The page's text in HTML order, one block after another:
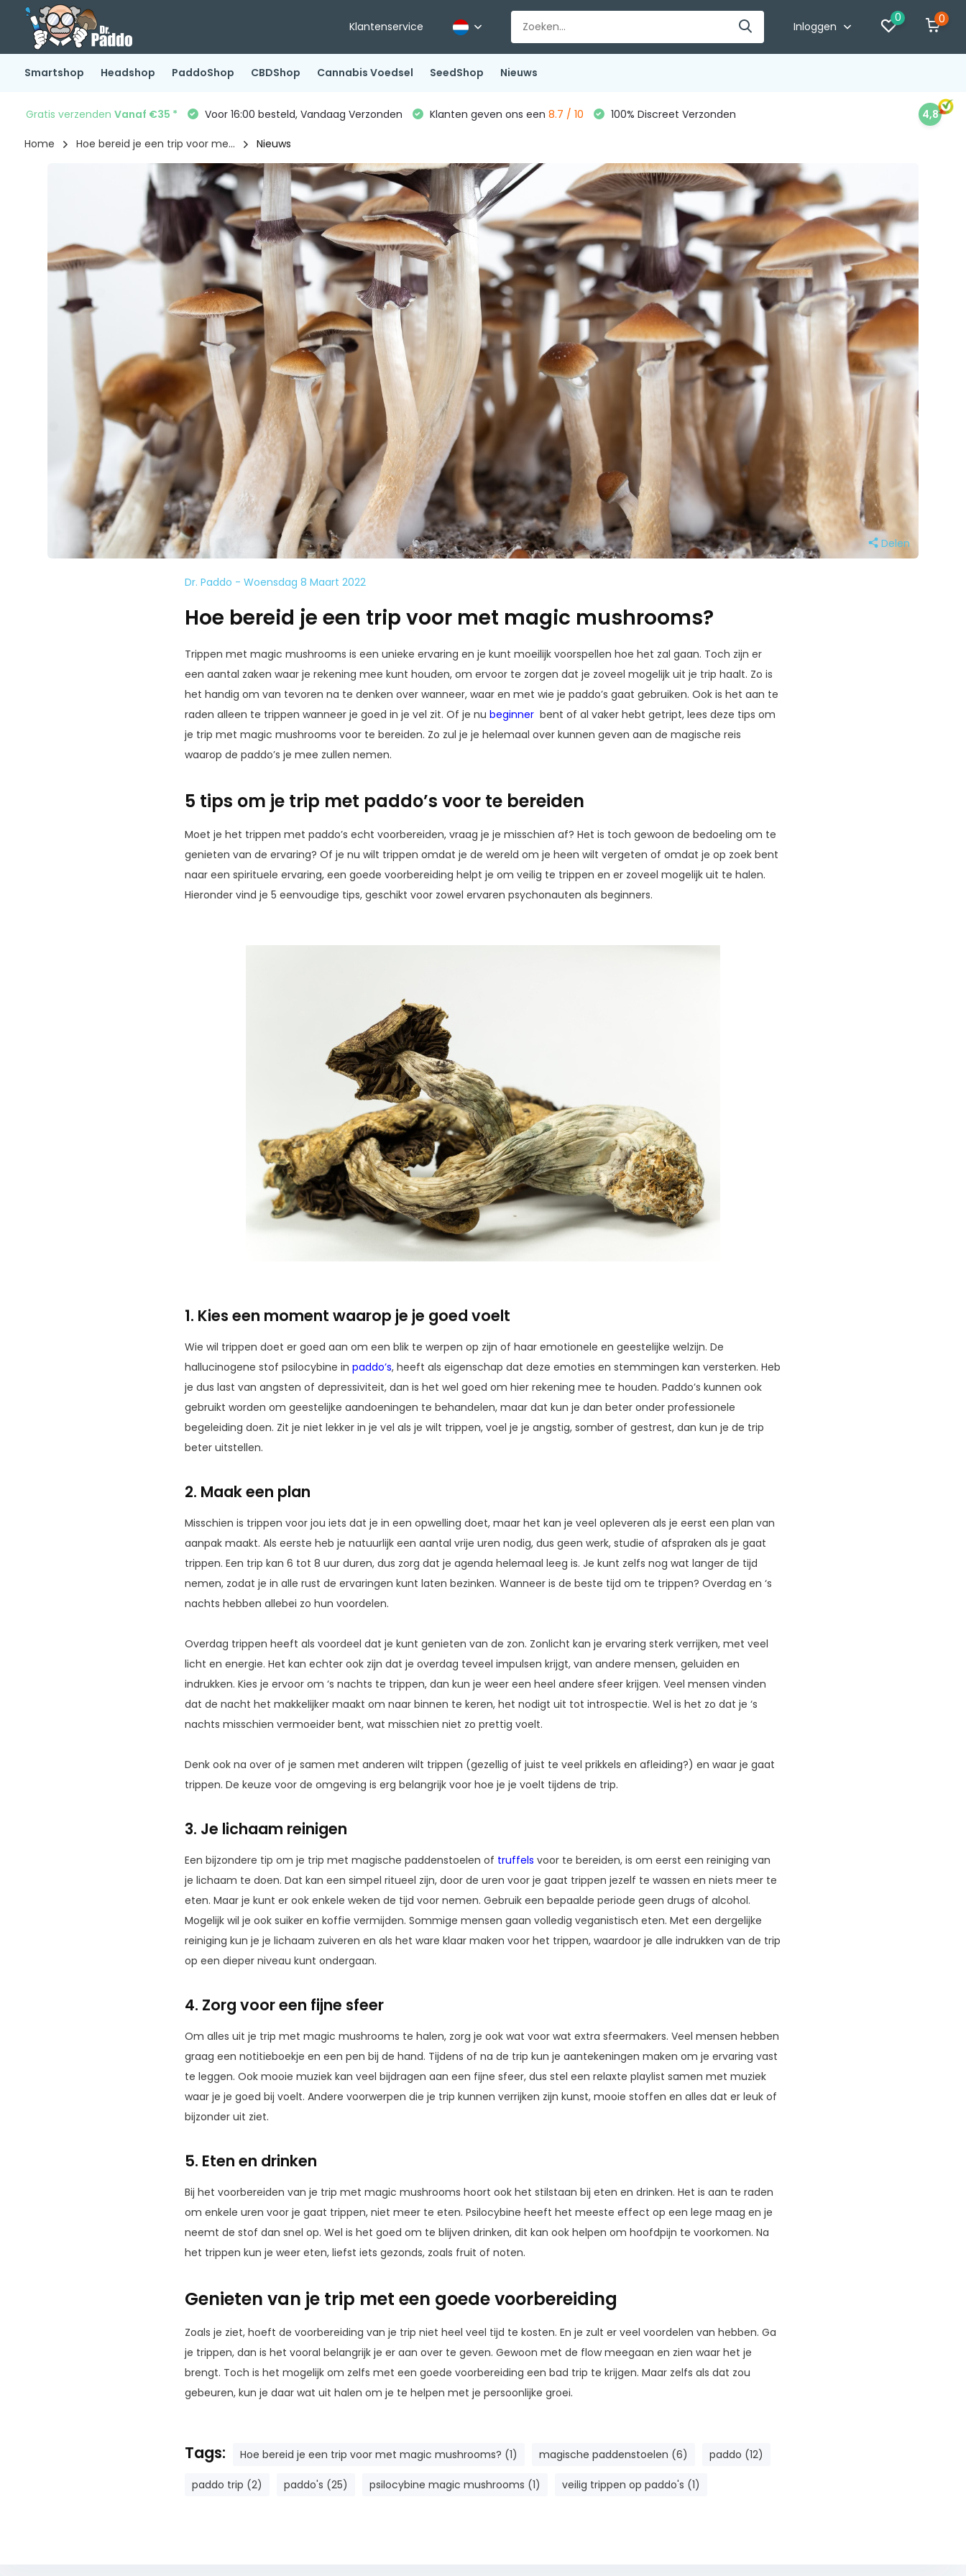
Klantenservice Inloggen
0 0
Smartshop Headshop PaddoShop CBDShop Cannabis Voedsel SeedShop Nieuws
Gratis verzenden Vanaf €35 * Voor 16:00 besteld, Vandaag Verzonden Klanten geven ons een 8.7 / 10 100% Discreet Verzonden 4,8
Home Hoe bereid je een trip voor me... Nieuws
Delen
Dr. Paddo - Woensdag 8 Maart 2022
Hoe bereid je een trip voor met magic mushrooms?
Trippen met magic mushrooms is een unieke ervaring en je kunt moeilijk voorspellen hoe het zal gaan. Toch zijn er
een aantal zaken waar je rekening mee kunt houden, om ervoor te zorgen dat je zoveel mogelijk uit je trip haalt. Zo is
het handig om van tevoren na te denken over wanneer, waar en met wie je paddo’s gaat gebruiken. Ook is het aan te
raden alleen te trippen wanneer je goed in je vel zit. Of je nubeginner bent of al vaker hebt getript, lees deze tips om
je trip met magic mushrooms voor te bereiden. Zo zul je je helemaal over kunnen geven aan de magische reis
waarop de paddo’s je mee zullen nemen.
5 tips om je trip met paddo’s voor te bereiden
Moet je het trippen met paddo’s echt voorbereiden, vraag je je misschien af? Het is toch gewoon de bedoeling om te
genieten van de ervaring? Of je nu wilt trippen omdat je de wereld om je heen wilt vergeten of omdat je op zoek bent
naar een spirituele ervaring, een goede voorbereiding helpt je om veilig te trippen en er zoveel mogelijk uit te halen.
Hieronder vind je 5 eenvoudige tips, geschikt voor zowel ervaren psychonauten als beginners.
1. Kies een moment waarop je je goed voelt
Wie wil trippen doet er goed aan om een blik te werpen op zijn of haar emotionele en geestelijke welzijn. De
hallucinogene stof psilocybine inpaddo’s, heeft als eigenschap dat deze emoties en stemmingen kan versterken. Heb
je dus last van angsten of depressiviteit, dan is het wel goed om hier rekening mee te houden. Paddo’s kunnen ook
gebruikt worden om geestelijke aandoeningen te behandelen, maar dat kun je dan beter onder professionele
begeleiding doen. Zit je niet lekker in je vel als je wilt trippen, voel je je angstig, somber of gestrest, dan kun je de trip
beter uitstellen.
2. Maak een plan
Misschien is trippen voor jou iets dat je in een opwelling doet, maar het kan je veel opleveren als je eerst een plan van
aanpak maakt. Als eerste heb je natuurlijk een aantal vrije uren nodig, dus geen werk, studie of afspraken als je gaat
trippen. Een trip kan 6 tot 8 uur duren, dus zorg dat je agenda helemaal leeg is. Je kunt zelfs nog wat langer de tijd
nemen, zodat je in alle rust de ervaringen kunt laten bezinken. Wanneer is de beste tijd om te trippen? Overdag en ‘s
nachts hebben allebei zo hun voordelen.
Overdag trippen heeft als voordeel dat je kunt genieten van de zon. Zonlicht kan je ervaring sterk verrijken, met veel
licht en energie. Het kan echter ook zijn dat je overdag teveel impulsen krijgt, van andere mensen, geluiden en
indrukken. Kies je ervoor om ‘s nachts te trippen, dan kun je weer een heel andere sfeer krijgen. Veel mensen vinden
dat de nacht het makkelijker maakt om naar binnen te keren, het nodigt uit tot introspectie. Wel is het zo dat je ‘s
nachts misschien vermoeider bent, wat misschien niet zo prettig voelt.
Denk ook na over of je samen met anderen wilt trippen (gezellig of juist te veel prikkels en afleiding?) en waar je gaat
trippen. De keuze voor de omgeving is erg belangrijk voor hoe je je voelt tijdens de trip.
3. Je lichaam reinigen
Een bijzondere tip om je trip met magische paddenstoelen of truffels voor te bereiden, is om eerst een reiniging van
je lichaam te doen. Dat kan een simpel ritueel zijn, door de uren voor je gaat trippen jezelf te wassen en niets meer te
eten. Maar je kunt er ook enkele weken de tijd voor nemen. Gebruik een bepaalde periode geen drugs of alcohol.
Mogelijk wil je ook suiker en koffie vermijden. Sommige mensen gaan volledig veganistisch eten. Met een dergelijke
reiniging kun je je lichaam zuiveren en als het ware klaar maken voor het trippen, waardoor je alle indrukken van de trip
op een dieper niveau kunt ondergaan.
4. Zorg voor een fijne sfeer
Om alles uit je trip met magic mushrooms te halen, zorg je ook wat voor wat extra sfeermakers. Veel mensen hebben
graag een notitieboekje en een pen bij de hand. Tijdens of na de trip kun je aantekeningen maken om je ervaring vast
te leggen. Ook mooie muziek kan veel bijdragen aan een fijne sfeer, dus stel een relaxte playlist samen met muziek
waar je je goed bij voelt. Andere voorwerpen die je trip kunnen verrijken zijn kunst, mooie stoffen en alles dat er leuk of
bijzonder uit ziet.
5. Eten en drinken
Bij het voorbereiden van je trip met magic mushrooms hoort ook het stilstaan bij eten en drinken. Het is aan te raden
om enkele uren voor je gaat trippen, niet meer te eten. Psilocybine heeft het meeste effect op een lege maag en je
neemt de stof dan snel op. Wel is het goed om te blijven drinken, dit kan ook helpen om hoofdpijn te voorkomen. Na
het trippen kun je weer eten, liefst iets gezonds, zoals fruit of noten.
Genieten van je trip met een goede voorbereiding
Zoals je ziet, hoeft de voorbereiding van je trip niet heel veel tijd te kosten. En je zult er veel voordelen van hebben. Ga
je trippen, dan is het vooral belangrijk je er aan over te geven. Gewoon met de flow meegaan en zien waar het je
brengt. Toch is het mogelijk om zelfs met een goede voorbereiding een bad trip te krijgen. Maar zelfs als dat zou
gebeuren, kun je daar wat uit halen om je te helpen met je persoonlijke groei.
Tags: Hoe bereid je een trip voor met magic mushrooms? (1) magische paddenstoelen (6) paddo (12)
paddo trip (2) paddo's (25) psilocybine magic mushrooms (1) veilig trippen op paddo's (1)